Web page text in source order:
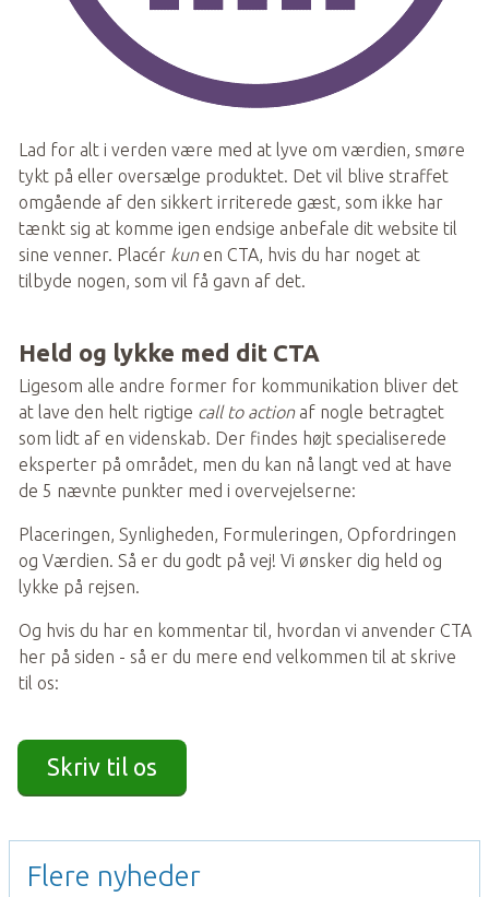
Lad for alt i verden være med at lyve om værdien, smøre
tykt på eller oversælge produktet. Det vil blive straffet
omgående af den sikkert irriterede gæst, som ikke har
tænkt sig at komme igen endsige anbefale dit website til
sine venner. Placér kun en CTA, hvis du har noget at
tilbyde nogen, som vil få gavn af det.
Held og lykke med dit CTA
Ligesom alle andre former for kommunikation bliver det
at lave den helt rigtige call to action af nogle betragtet
som lidt af en videnskab. Der findes højt specialiserede
eksperter på området, men du kan nå langt ved at have
de 5 nævnte punkter med i overvejelserne:
Placeringen, Synligheden, Formuleringen, Opfordringen
og Værdien. Så er du godt på vej! Vi ønsker dig held og
lykke på rejsen.
Og hvis du har en kommentar til, hvordan vi anvender CTA
her på siden - så er du mere end velkommen til at skrive
til os:
Skriv til os
Flere nyheder